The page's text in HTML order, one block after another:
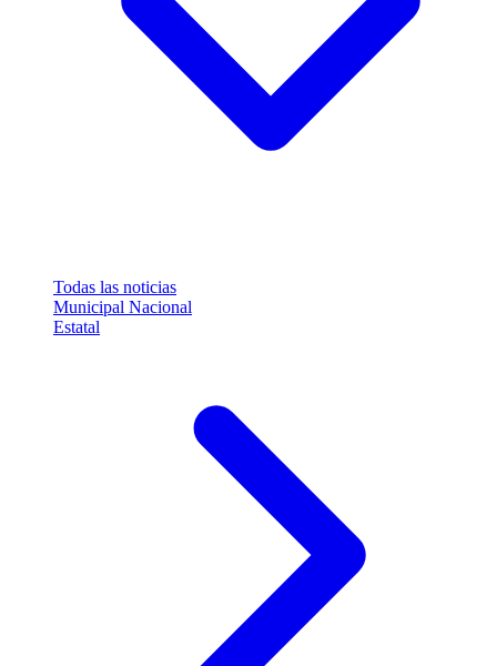
Todas las noticias
Municipal Nacional
Estatal